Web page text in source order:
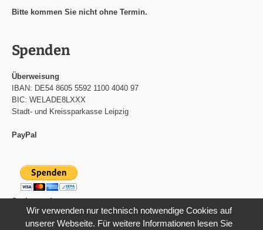
Bitte kommen Sie nicht ohne Termin.
Spenden
Überweisung
IBAN: DE54 8605 5592 1100 4040 97
BIC: WELADE8LXXX
Stadt- und Kreissparkasse Leipzig
PayPal
Sachspenden
Wunschzettel bei Amazon
spenden@tierschutzverein-leipziger-land.de
Wir verwenden nur technisch notwendige Cookies auf
unserer Webseite. Für weitere Informationen lesen Sie